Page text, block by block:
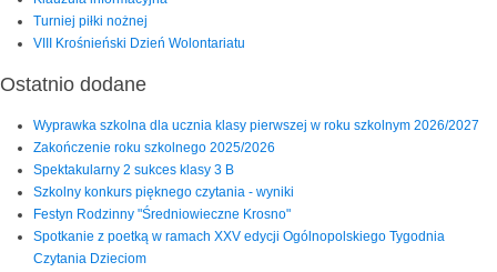
Turniej piłki nożnej
VIII Krośnieński Dzień Wolontariatu
Ostatnio dodane
Wyprawka szkolna dla ucznia klasy pierwszej w roku szkolnym 2026/2027
Zakończenie roku szkolnego 2025/2026
Spektakularny 2 sukces klasy 3 B
Szkolny konkurs pięknego czytania - wyniki
Festyn Rodzinny "Średniowieczne Krosno"
Spotkanie z poetką w ramach XXV edycji Ogólnopolskiego Tygodnia
Czytania Dzieciom